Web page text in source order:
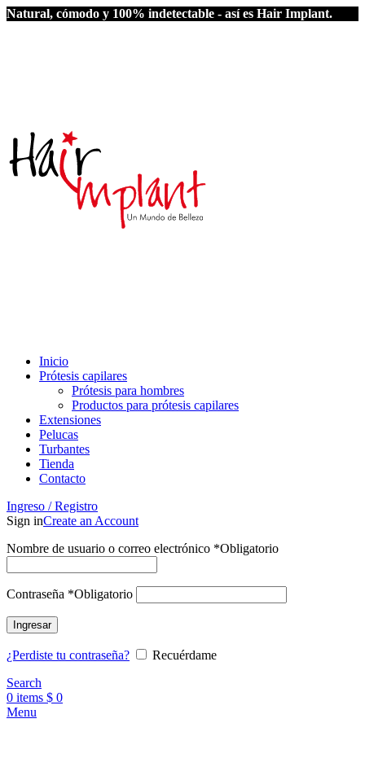
Natural, cómodo y 100% indetectable - así es Hair Implant.
Inicio
Prótesis capilares
Prótesis para hombres
Productos para prótesis capilares
Extensiones
Pelucas
Turbantes
Tienda
Contacto
Ingreso / Registro
Sign inCreate an Account
Nombre de usuario o correo electrónico *Obligatorio
Contraseña *Obligatorio
Ingresar
¿Perdiste tu contraseña?
Recuérdame
Search
0 items $ 0
Menu